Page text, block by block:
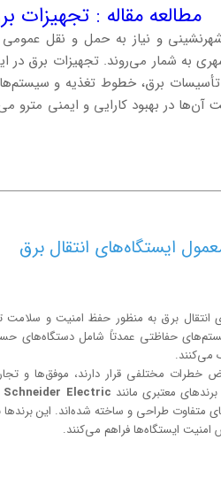
مطالعه مقاله : تجهیزات
و نیاز به حمل و نقل عمومی
به شمار می‌روند. تجهیزات برق در
برق، خطوط تغذیه و
در بهبود کارایی و ایمنی مترو
ایستگاه‌های انتقال برق
انتقال برق به منظور حفظ امنیت و سلامت
حفاظتی عمدتاً شامل دستگاه‌های
می‌کنند.
خطرات مختلفی قرار دارند، موفق‌ها و
معتبری مانند Schneider Electric
طراحی و ساخته شده‌اند. این برندها
ایستگاه‌ها فراهم می‌کنند.